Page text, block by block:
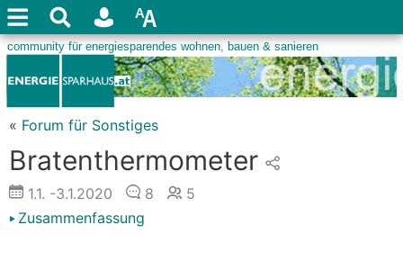
« Forum für Sonstiges
Bratenthermometer
1.1. -3.1.2020 8
5
Zusammenfassung